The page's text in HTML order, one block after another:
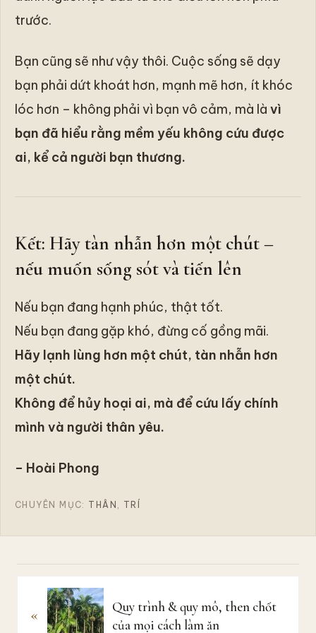
trước.
Bạn cũng sẽ như vậy thôi. Cuộc sống sẽ dạy
bạn phải dứt khoát hơn, mạnh mẽ hơn, ít khóc
lóc hơn – không phải vì bạn vô cảm, mà là vì
bạn đã hiểu rằng mềm yếu không cứu được
ai, kể cả người bạn thương.
Kết: Hãy tàn nhẫn hơn một chút –
nếu muốn sống sót và tiến lên
Nếu bạn đang hạnh phúc, thật tốt.
Nếu bạn đang gặp khó, đừng cố gồng mãi.
Hãy lạnh lùng hơn một chút, tàn nhẫn hơn
một chút.
Không để hủy hoại ai, mà để cứu lấy chính
mình và người thân yêu.
– Hoài Phong
CHUYÊN MỤC: THÂN , TRÍ
à«
Quy trình & quy mô, then chốt
của mọi cách làm ăn